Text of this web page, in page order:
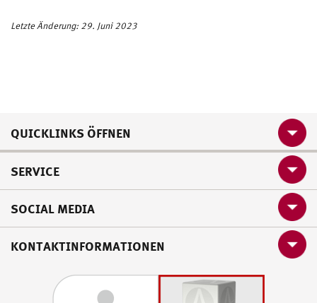
Letzte Änderung: 29. Juni 2023
QUICKLINKS ÖFFNEN
SERVICE
SOCIAL MEDIA
KONTAKTINFORMATIONEN